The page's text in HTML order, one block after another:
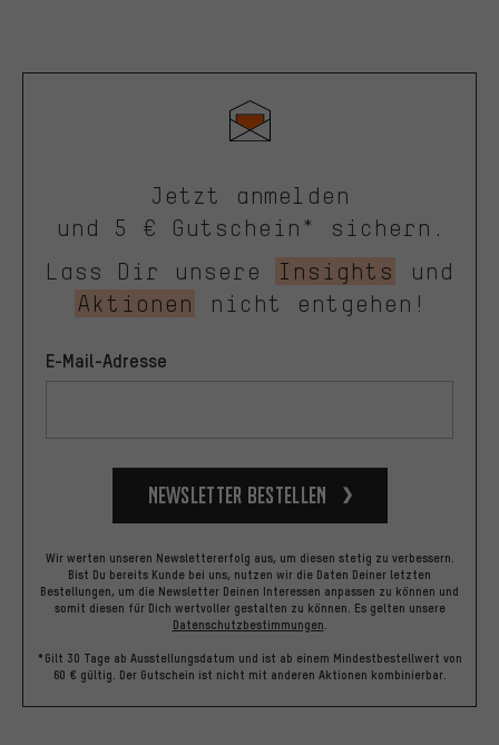
Jetzt anmelden
und 5 € Gutschein* sichern.
Lass Dir unsere
Insights
und
Aktionen
nicht entgehen!
E-Mail-Adresse
Newsletter bestellen
Wir werten unseren Newslettererfolg aus, um diesen stetig zu verbessern.
Bist Du bereits Kunde bei uns, nutzen wir die Daten Deiner letzten
Bestellungen, um die Newsletter Deinen Interessen anpassen zu können und
somit diesen für Dich wertvoller gestalten zu können. Es gelten unsere
Datenschutzbestimmungen.
*Gilt 30 Tage ab Ausstellungsdatum und ist ab einem Mindestbestellwert von
60 € gültig. Der Gutschein ist nicht mit anderen Aktionen kombinierbar.